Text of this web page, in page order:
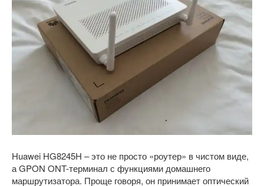
Huawei HG8245H – это не просто «роутер» в чистом виде,
а GPON ONT-терминал с функциями домашнего
маршрутизатора. Проще говоря, он принимает оптический